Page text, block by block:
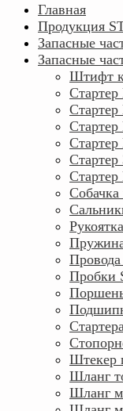
Главная
Продукция
Запасные
Запасные
Штифт
Пробки
Штекер
Шланг
Шланг